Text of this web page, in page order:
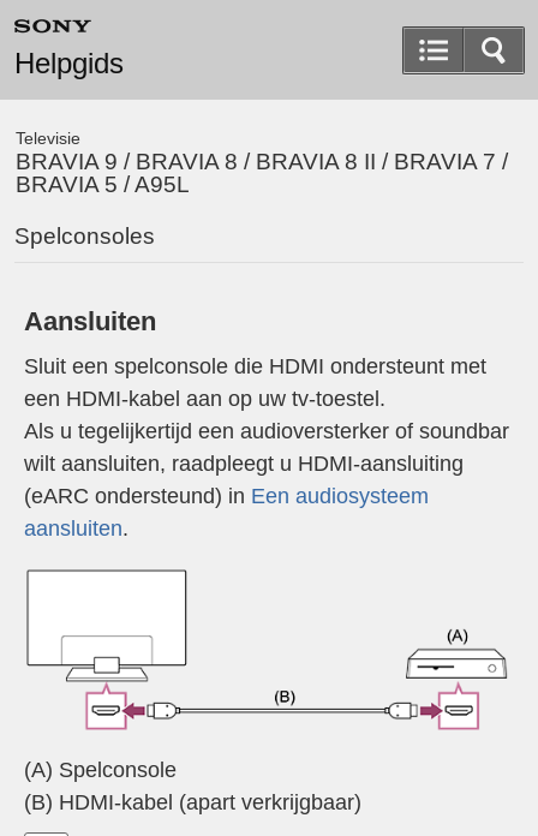
Helpgids
Televisie
BRAVIA 9 / BRAVIA 8 / BRAVIA 8 II / BRAVIA 7 /
BRAVIA 5 / A95L
Spelconsoles
Aansluiten
Sluit een spelconsole die HDMI ondersteunt met
een HDMI-kabel aan op uw tv-toestel.
Als u tegelijkertijd een audioversterker of soundbar
wilt aansluiten, raadpleegt u HDMI-aansluiting
(eARC ondersteund) in Een audiosysteem
aansluiten.
(A) Spelconsole
(B) HDMI-kabel (apart verkrijgbaar)